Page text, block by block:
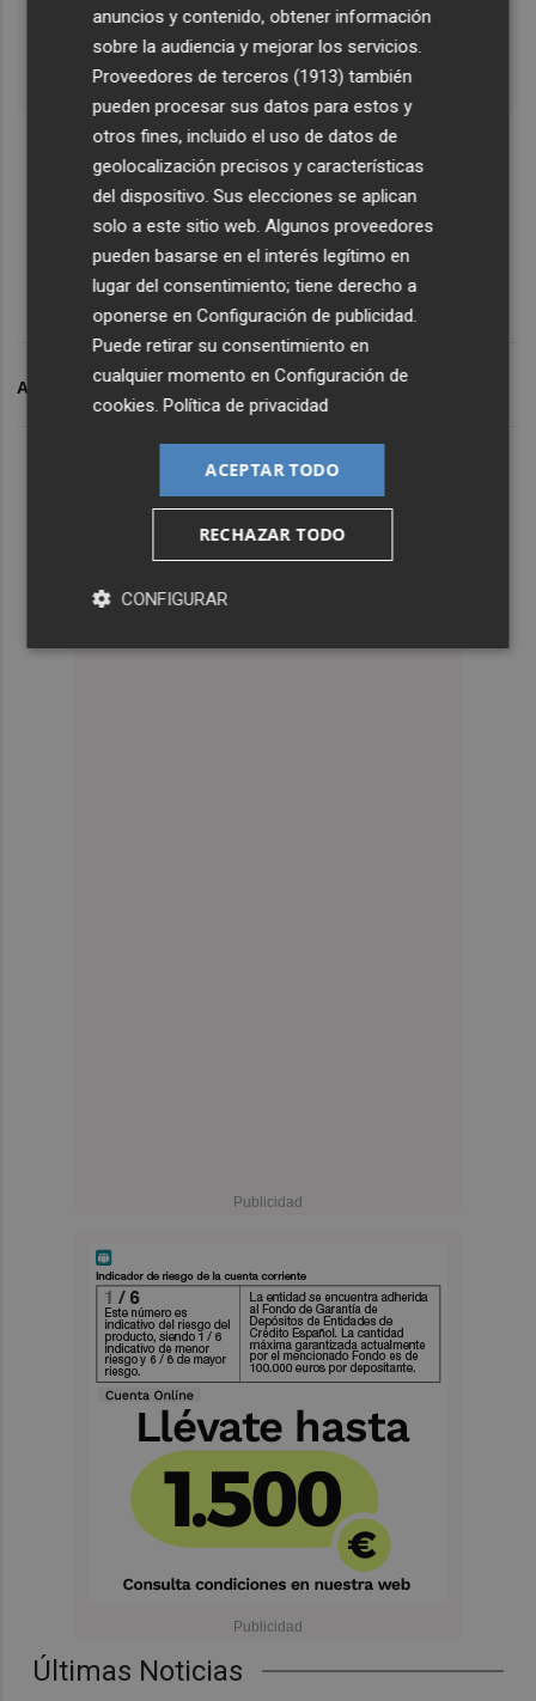
Últimas Noticias
— Valencia Plaza (@valenciaplaza)
November 17, 2022
ARCHIVADO EN TAXI VALENCIA VTC
anuncios y contenido, obtener información
sobre la audiencia y mejorar los servicios.
Proveedores de terceros (1913) también
pueden procesar sus datos para estos y
otros fines, incluido el uso de datos de
geolocalización precisos y características
del dispositivo. Sus elecciones se aplican
solo a este sitio web. Algunos proveedores
pueden basarse en el interés legítimo en
lugar del consentimiento; tiene derecho a
oponerse enConfiguración de publicidad
Puede retirar su consentimiento en
cualquier momento enConfiguración de
cookies .Política de privacidad
ACEPTAR TODO
RECHAZAR TODO
CONFIGURAR